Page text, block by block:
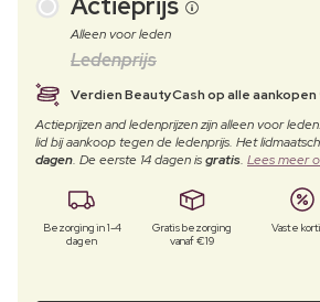
Alleen voor leden
Ledenprijs
Verdien BeautyCash op alle aankopen
Actieprijzen and ledenprijzen zijn alleen voor
lid bij aankoop tegen de ledenprijs. Het
dagen. De eerste 14 dagen isgratis. Lees meer
Bezorging in 1-4
dagen
Gratis bezorging
vanaf €19
Vaste